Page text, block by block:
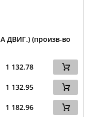
ДВИГ.) (произв-во
1 132.78
1 132.95
1 182.96